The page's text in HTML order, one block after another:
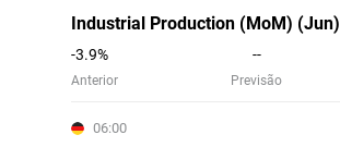
Industrial Production (MoM) (Jun)
-3.9% --
Anterior Previsão
06:00